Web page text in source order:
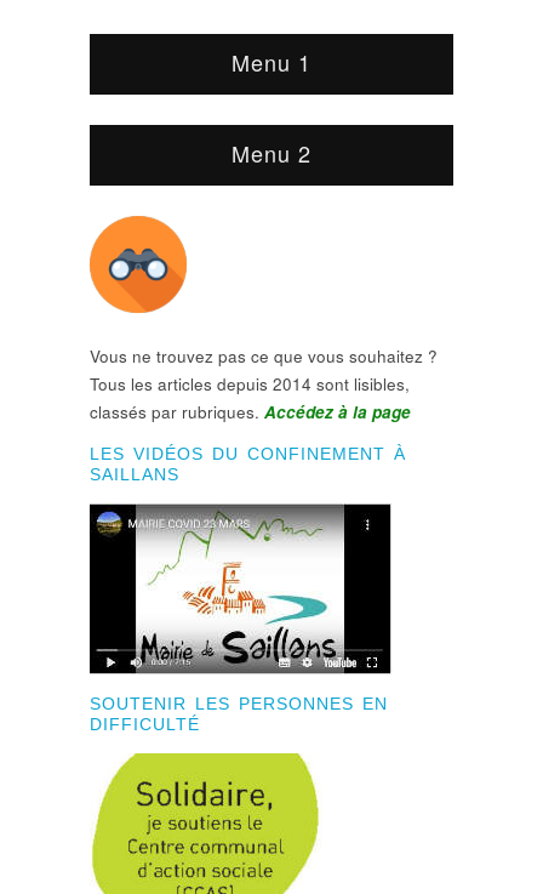
Menu 1
Menu 2
Vous ne trouvez pas ce que vous souhaitez ?
Tous les articles depuis 2014 sont lisibles,
classés par rubriques. Accédez à la page
LES VIDÉOS DU CONFINEMENT À
SAILLANS
SOUTENIR LES PERSONNES EN
DIFFICULTÉ